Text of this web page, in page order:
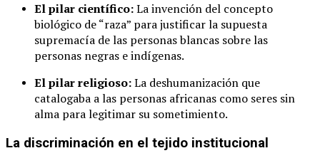
El pilar científico:La invención del concepto
biológico de “raza” para justificar la supuesta
supremacía de las personas blancas sobre las
personas negras e indígenas.
El pilar religioso:La deshumanización que
catalogaba a las personas africanas como seres sin
alma para legitimar su sometimiento.
La discriminación en el tejido institucional